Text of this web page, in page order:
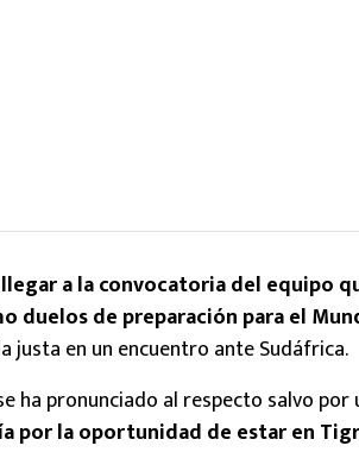
a la convocatoria del equipo
duelos de preparación para el
justa en un encuentro ante Sudáfrica.
ha pronunciado al respecto salvo por
por la oportunidad de estar en